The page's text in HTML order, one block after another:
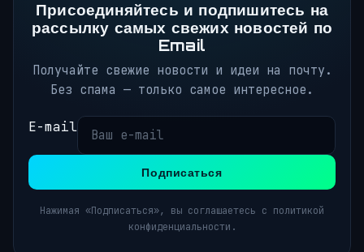
Присоединяйтесь и подпишитесь на
рассылку самых свежих новостей по
Email
Получайте свежие новости и идеи на почту.
Без спама — только самое интересное.
E-mail
Подписаться
Нажимая «Подписаться», вы соглашаетесь с политикой
конфиденциальности.